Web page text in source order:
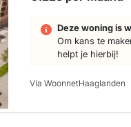
Deze woning is
Om kans te
helpt je hierbij!
Via WoonnetHaaglanden